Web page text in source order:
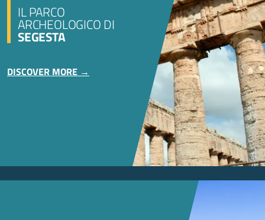
IL PARCO
ARCHEOLOGICO DI
SEGESTA
DISCOVER MORE